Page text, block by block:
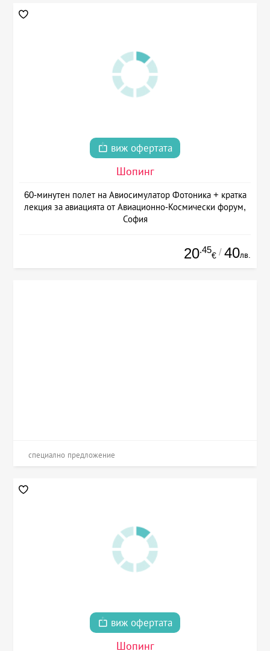
виж офертата
Шопинг
60-минутен полет на Авиосимулатор Фотоника + кратка
лекция за авиацията от Авиационно-Космически форум,
София
20.45
€ / 40лв.
специално предложение
виж офертата
Шопинг